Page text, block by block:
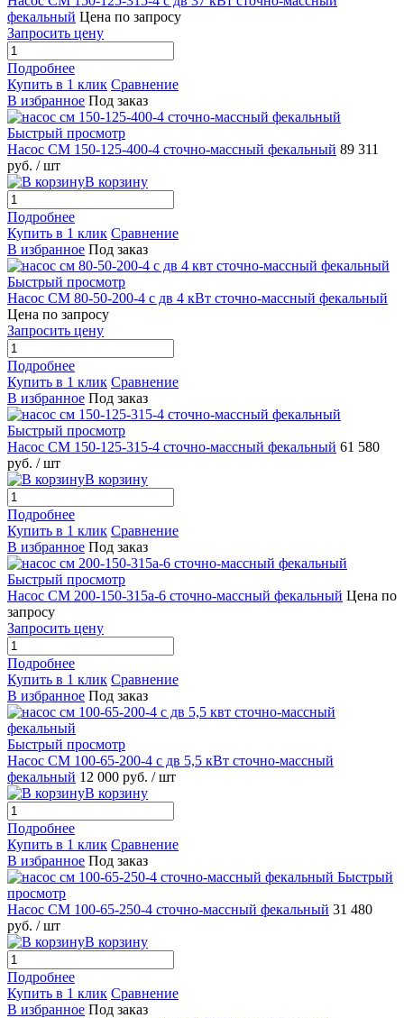
фекальный Цена по запросу
Запросить цену
Подробнее
Купить в 1 клик Сравнение
В избранное Под заказ
Быстрый просмотр
Насос СМ 150-125-400-4 сточно-массный фекальный 89 311
руб. / шт
В корзину
Подробнее
Купить в 1 клик Сравнение
В избранное Под заказ
Быстрый просмотр
Насос СМ 80-50-200-4 с дв 4 кВт сточно-массный фекальный
Цена по запросу
Запросить цену
Подробнее
Купить в 1 клик Сравнение
В избранное Под заказ
Быстрый просмотр
Насос СМ 150-125-315-4 сточно-массный фекальный 61 580
руб. / шт
В корзину
Подробнее
Купить в 1 клик Сравнение
В избранное Под заказ
Быстрый просмотр
Насос СМ 200-150-315а-6 сточно-массный фекальный Цена по
запросу
Запросить цену
Подробнее
Купить в 1 клик Сравнение
В избранное Под заказ
Быстрый просмотр
Насос СМ 100-65-200-4 с дв 5,5 кВт сточно-массный
фекальный 12 000 руб. / шт
В корзину
Подробнее
Купить в 1 клик Сравнение
В избранное Под заказ
Быстрый
просмотр
Насос СМ 100-65-250-4 сточно-массный фекальный 31 480
руб. / шт
В корзину
Подробнее
Купить в 1 клик Сравнение
В избранное Под заказ